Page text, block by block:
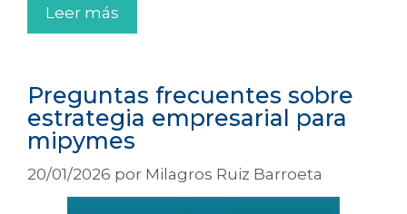
Leer más
Preguntas frecuentes sobre
estrategia empresarial para
mipymes
20/01/2026 por Milagros Ruiz Barroeta